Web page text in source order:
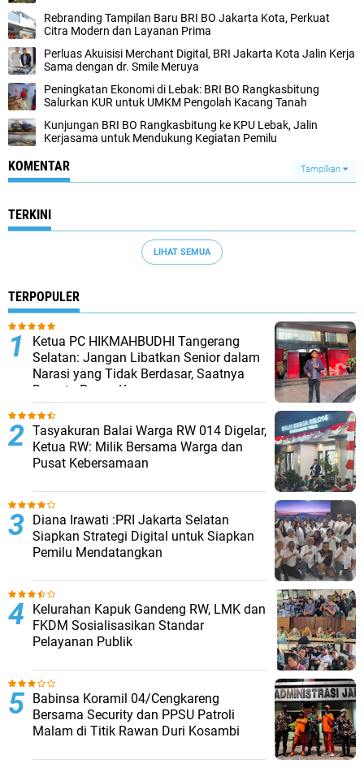
Rebranding Tampilan Baru BRI BO Jakarta Kota, Perkuat
Citra Modern dan Layanan Prima
Perluas Akuisisi Merchant Digital, BRI Jakarta Kota Jalin Kerja
Sama dengan dr. Smile Meruya
Peningkatan Ekonomi di Lebak: BRI BO Rangkasbitung
Salurkan KUR untuk UMKM Pengolah Kacang Tanah
Kunjungan BRI BO Rangkasbitung ke KPU Lebak, Jalin
Kerjasama untuk Mendukung Kegiatan Pemilu
KOMENTAR Tampilkan
TERKINI
LIHAT SEMUA
TERPOPULER
Ketua PC HIKMAHBUDHI Tangerang
Selatan: Jangan Libatkan Senior dalam
Narasi yang Tidak Berdasar, Saatnya
Bersatu Pasca Kongres
Tasyakuran Balai Warga RW 014 Digelar,
Ketua RW: Milik Bersama Warga dan
Pusat Kebersamaan
Diana Irawati :PRI Jakarta Selatan
Siapkan Strategi Digital untuk Siapkan
Pemilu Mendatangkan
Kelurahan Kapuk Gandeng RW, LMK dan
FKDM Sosialisasikan Standar
Pelayanan Publik
Babinsa Koramil 04/Cengkareng
Bersama Security dan PPSU Patroli
Malam di Titik Rawan Duri Kosambi